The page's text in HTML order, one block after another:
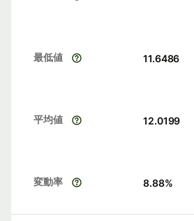
最低値 11.6486
平均値 12.0199
変動率 8.88%